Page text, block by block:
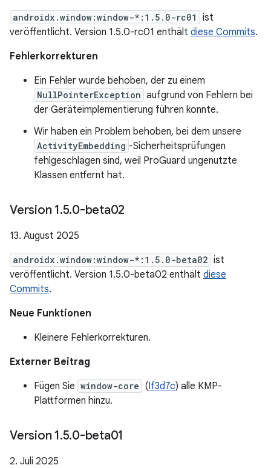
androidx.window:window-*:1.5.0-rc01
ist
veröffentlicht. Version 1.5.0-rc01 enthält diese Commits.
Fehlerkorrekturen
Ein Fehler wurde behoben, der zu einem
NullPointerException aufgrund von Fehlern bei
der Geräteimplementierung führen konnte.
Wir haben ein Problem behoben, bei dem unsere
ActivityEmbedding -Sicherheitsprüfungen
fehlgeschlagen sind, weil ProGuard ungenutzte
Klassen entfernt hat.
Version 1.5.0-beta02
13. August 2025
androidx.window:window-*:1.5.0-beta02 ist
veröffentlicht. Version 1.5.0-beta02 enthält diese
Commits.
Neue Funktionen
Kleinere Fehlerkorrekturen.
Externer Beitrag
Fügen Sie window-core (If3d7c) alle KMP-
Plattformen hinzu.
Version 1.5.0-beta01
2. Juli 2025